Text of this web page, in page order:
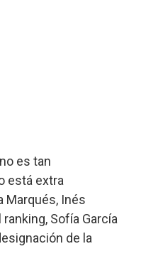
es tan
está extra
Marqués, Inés
Sofía García
de la